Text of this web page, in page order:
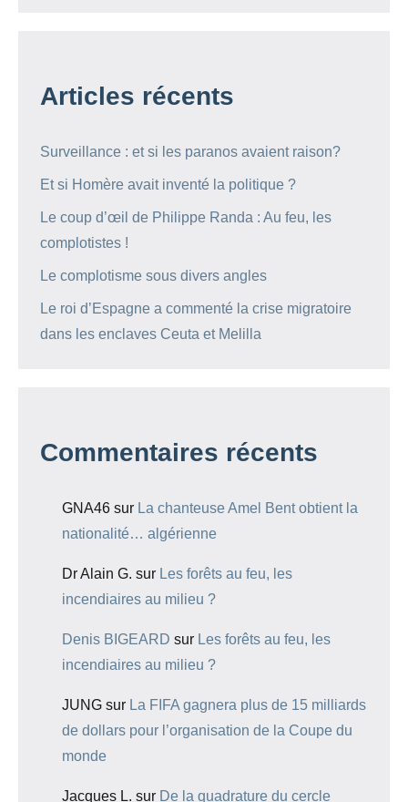
Articles récents
Surveillance : et si les paranos avaient raison?
Et si Homère avait inventé la politique ?
Le coup d’œil de Philippe Randa : Au feu, les
complotistes !
Le complotisme sous divers angles
Le roi d’Espagne a commenté la crise migratoire
dans les enclaves Ceuta et Melilla
Commentaires récents
GNA46 sur La chanteuse Amel Bent obtient la
nationalité… algérienne
Dr Alain G. sur Les forêts au feu, les
incendiaires au milieu ?
Denis BIGEARD sur Les forêts au feu, les
incendiaires au milieu ?
JUNG sur La FIFA gagnera plus de 15 milliards
de dollars pour l’organisation de la Coupe du
monde
Jacques L. sur De la quadrature du cercle